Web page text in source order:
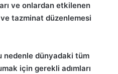
ve onlardan etkilenen
tazminat düzenlemesi
nedenle dünyadaki tüm
için gerekli adımları